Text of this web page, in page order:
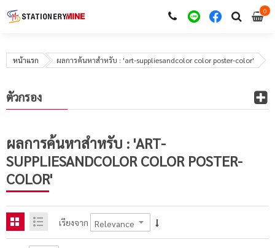
00
หน้าแรก ผลการค้นหาสำหรับ : 'art-suppliesandcolor color poster-color'
ผลการค้นหาสำหรับ : 'ART-
SUPPLIESANDCOLOR COLOR POSTER-
COLOR'
เรียงจาก
ตัวกรอง